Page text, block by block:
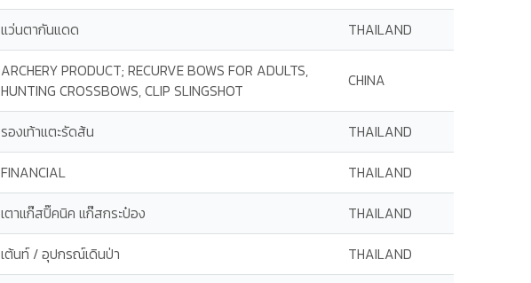
แว่นตากันแดด THAILAND
ARCHERY PRODUCT; RECURVE BOWS FOR ADULTS,
HUNTING CROSSBOWS, CLIP SLINGSHOT
CHINA
รองเท้าแตะรัดส้น
THAILAND
FINANCIAL
THAILAND
เตาแก๊สปิ๊คนิค แก๊สกระป๋อง
THAILAND
เต้นท์ / อุปกรณ์เดินป่า
THAILAND